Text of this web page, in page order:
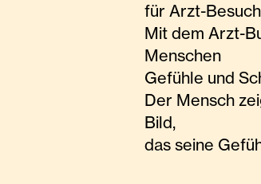
für Arzt-
Mit dem Arzt-
Menschen
Gefühle und
Der Mensch
Bild,
das seine